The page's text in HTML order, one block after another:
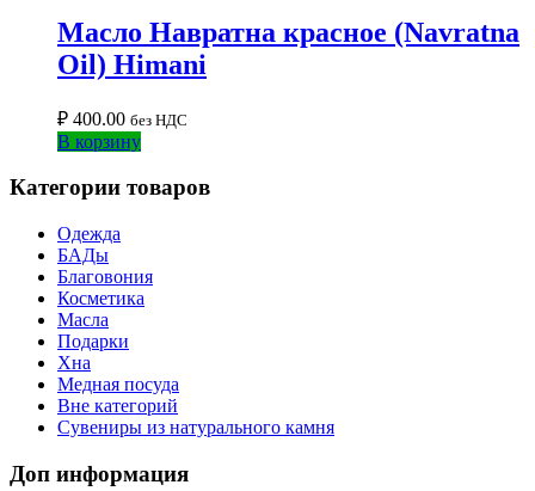
Масло Навратна красное (Navratna
Oil) Himani
₽ 400.00 без НДС
В корзину
Категории товаров
Одежда
БАДы
Благовония
Косметика
Масла
Подарки
Хна
Медная посуда
Вне категорий
Сувениры из натурального камня
Доп информация